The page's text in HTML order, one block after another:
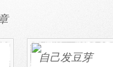
自己发豆芽